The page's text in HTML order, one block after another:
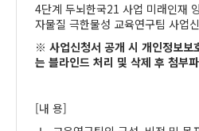
4단계 두뇌한국21 사업 미래인재
자물질 극한물성 교육연구팀 사업
※ 사업신청서 공개 시 개인정보보
는 블라인드 처리 및 삭제 후 첨부
[내 용]